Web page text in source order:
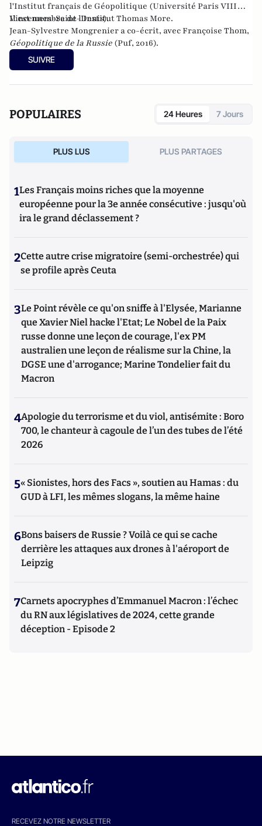
l'Institut français de Géopolitique (Université Paris VIII
Vincennes-Saint-Denis).
Il est membre de l'Institut Thomas More.
Jean-Sylvestre Mongrenier a co-écrit, avec Françoise Thom,
Géopolitique de la Russie (Puf, 2016).
SUIVRE
POPULAIRES 24 Heures 7 Jours
PLUS LUS PLUS PARTAGES
1Les Français moins riches que la moyenne
européenne pour la 3e année consécutive : jusqu'où
ira le grand déclassement ?
2Cette autre crise migratoire (semi-orchestrée) qui
se profile après Ceuta
3Le Point révèle ce qu'on sniffe à l'Elysée, Marianne
que Xavier Niel hacke l'Etat; Le Nobel de la Paix
russe donne une leçon de courage, l'ex PM
australien une leçon de réalisme sur la Chine, la
DGSE une d'arrogance; Marine Tondelier fait du
Macron
4Apologie du terrorisme et du viol, antisémite : Boro
700, le chanteur à cagoule de l’un des tubes de l’été
2026
5« Sionistes, hors des Facs », soutien au Hamas : du
GUD à LFI, les mêmes slogans, la même haine
6Bons baisers de Russie ? Voilà ce qui se cache
derrière les attaques aux drones à l'aéroport de
Leipzig
7Carnets apocryphes d’Emmanuel Macron : l’échec
du RN aux législatives de 2024, cette grande
déception - Episode 2
RECEVEZ NOTRE NEWSLETTER